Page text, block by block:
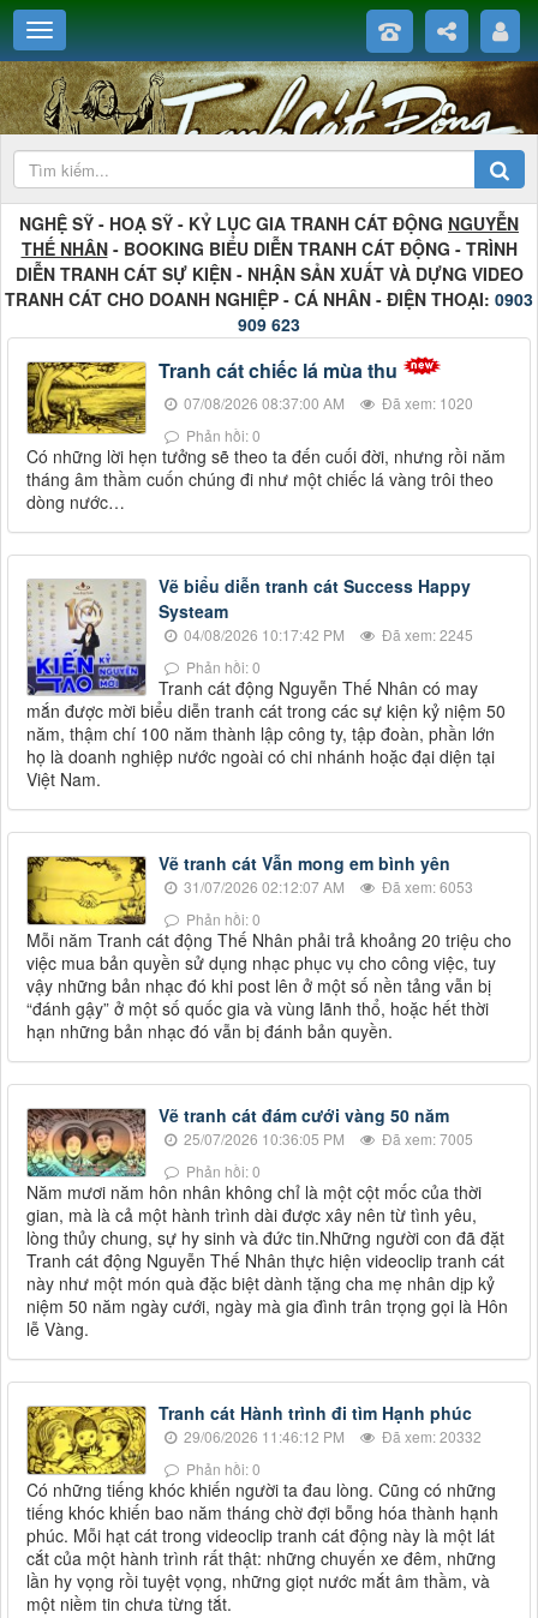
NGHỆ SỸ - HOẠ SỸ - KỶ LỤC GIA TRANH CÁT ĐỘNG NGUYỄN
THẾ NHÂN- BOOKING BIỂU DIỄN TRANH CÁT ĐỘNG - TRÌNH
DIỄN TRANH CÁT SỰ KIỆN - NHẬN SẢN XUẤT VÀ DỰNG VIDEO
TRANH CÁT CHO DOANH NGHIỆP - CÁ NHÂN - ĐIỆN THOẠI: 0903
909 623
Tranh cát chiếc lá mùa thu
07/08/2026 08:37:00 AM
Đã xem: 1020
Phản hồi: 0
Có những lời hẹn tưởng sẽ theo ta đến cuối đời, nhưng rồi năm
tháng âm thầm cuốn chúng đi như một chiếc lá vàng trôi theo
dòng nước…
Vẽ biểu diễn tranh cát Success Happy
Systeam
04/08/2026 10:17:42 PM
Đã xem: 2245
Phản hồi: 0
Tranh cát động Nguyễn Thế Nhân có may
mắn được mời biểu diễn tranh cát trong các sự kiện kỷ niệm 50
năm, thậm chí 100 năm thành lập công ty, tập đoàn, phần lớn
họ là doanh nghiệp nước ngoài có chi nhánh hoặc đại diện tại
Việt Nam.
Vẽ tranh cát Vẫn mong em bình yên
31/07/2026 02:12:07 AM
Đã xem: 6053
Phản hồi: 0
Mỗi năm Tranh cát động Thế Nhân phải trả khoảng 20 triệu cho
việc mua bản quyền sử dụng nhạc phục vụ cho công việc, tuy
vậy những bản nhạc đó khi post lên ở một số nền tảng vẫn bị
“đánh gậy” ở một số quốc gia và vùng lãnh thổ, hoặc hết thời
hạn những bản nhạc đó vẫn bị đánh bản quyền.
Vẽ tranh cát đám cưới vàng 50 năm
25/07/2026 10:36:05 PM
Đã xem: 7005
Phản hồi: 0
Năm mươi năm hôn nhân không chỉ là một cột mốc của thời
gian, mà là cả một hành trình dài được xây nên từ tình yêu,
lòng thủy chung, sự hy sinh và đức tin.Những người con đã đặt
Tranh cát động Nguyễn Thế Nhân thực hiện videoclip tranh cát
này như một món quà đặc biệt dành tặng cha mẹ nhân dịp kỷ
niệm 50 năm ngày cưới, ngày mà gia đình trân trọng gọi là Hôn
lễ Vàng.
Tranh cát Hành trình đi tìm Hạnh phúc
29/06/2026 11:46:12 PM
Đã xem: 20332
Phản hồi: 0
Có những tiếng khóc khiến người ta đau lòng. Cũng có những
tiếng khóc khiến bao năm tháng chờ đợi bỗng hóa thành hạnh
phúc. Mỗi hạt cát trong videoclip tranh cát động này là một lát
cắt của một hành trình rất thật: những chuyến xe đêm, những
lần hy vọng rồi tuyệt vọng, những giọt nước mắt âm thầm, và
một niềm tin chưa từng tắt.